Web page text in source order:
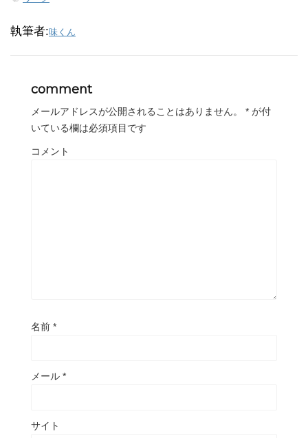
執筆者:味くん
comment
メールアドレスが公開されることはありません。 * が付
いている欄は必須項目です
コメント
名前 *
メール *
サイト